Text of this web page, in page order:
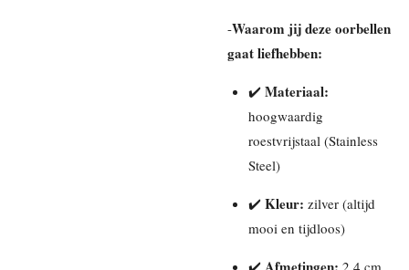
-Waarom jij deze oorbellen
gaat liefhebben:
✔️ Materiaal:
hoogwaardig
roestvrijstaal (Stainless
Steel)
✔️ Kleur: zilver (altijd
mooi en tijdloos)
✔️
2.4 cm